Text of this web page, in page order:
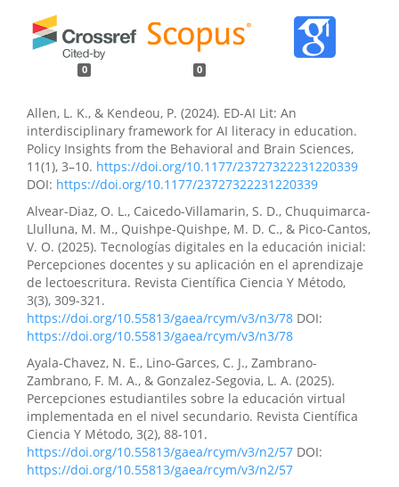
0 0
Allen, L. K., & Kendeou, P. (2024). ED-AI Lit: An
interdisciplinary framework for AI literacy in education.
Policy Insights from the Behavioral and Brain Sciences,
11(1), 3–10. https://doi.org/10.1177/23727322231220339
DOI: https://doi.org/10.1177/23727322231220339
Alvear-Diaz, O. L., Caicedo-Villamarin, S. D., Chuquimarca-
Llulluna, M. M., Quishpe-Quishpe, M. D. C., & Pico-Cantos,
V. O. (2025). Tecnologías digitales en la educación inicial:
Percepciones docentes y su aplicación en el aprendizaje
de lectoescritura. Revista Científica Ciencia Y Método,
3(3), 309-321.
https://doi.org/10.55813/gaea/rcym/v3/n3/78 DOI:
https://doi.org/10.55813/gaea/rcym/v3/n3/78
Ayala-Chavez, N. E., Lino-Garces, C. J., Zambrano-
Zambrano, F. M. A., & Gonzalez-Segovia, L. A. (2025).
Percepciones estudiantiles sobre la educación virtual
implementada en el nivel secundario. Revista Científica
Ciencia Y Método, 3(2), 88-101.
https://doi.org/10.55813/gaea/rcym/v3/n2/57 DOI:
https://doi.org/10.55813/gaea/rcym/v3/n2/57